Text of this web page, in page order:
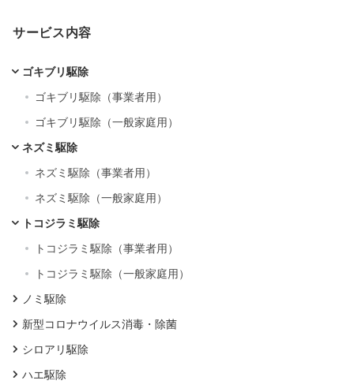
サービス内容
ゴキブリ駆除
ゴキブリ駆除（事業者用）
ゴキブリ駆除（一般家庭用）
ネズミ駆除
ネズミ駆除（事業者用）
ネズミ駆除（一般家庭用）
トコジラミ駆除
トコジラミ駆除（事業者用）
トコジラミ駆除（一般家庭用）
ノミ駆除
新型コロナウイルス消毒・除菌
シロアリ駆除
ハエ駆除